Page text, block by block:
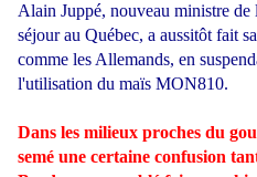
Alain Juppé, nouveau ministre
séjour au Québec, a aussitôt fait
comme les Allemands, en
l'utilisation du maïs MON810.
Dans les milieux proches du
semé une certaine confusion